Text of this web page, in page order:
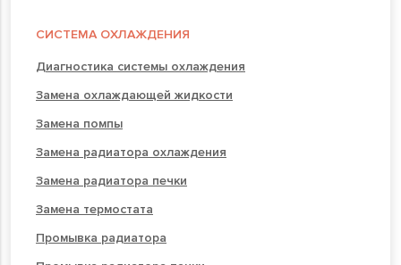
СИСТЕМА ОХЛАЖДЕНИЯ
Диагностика системы охлаждения
Замена охлаждающей жидкости
Замена помпы
Замена радиатора охлаждения
Замена радиатора печки
Замена термостата
Промывка радиатора